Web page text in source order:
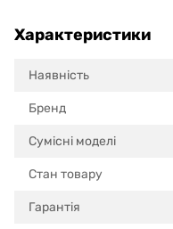
Характеристики
Наявність
Бренд
Сумісні моделi
Стан товару
Гарантія